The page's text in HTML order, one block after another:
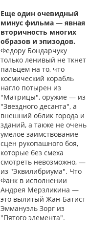
Еще один очевидный
минус фильма — явная
вторичность многих
образов и эпизодов.
Федору Бондарчуку
только ленивый не ткнет
пальцем на то, что
космический корабль
нагло потырен из
"Матрицы", оружие — из
"Звездного десанта", а
внешний облик города и
зданий, а также не очень
умелое заимствование
сцен рукопашного боя,
которые без смеха
смотреть невозможно, —
из "Эквилибриума". Что
Фанк в исполнении
Андрея Мерзликина —
это вылитый Жан-Батист
Эммануэль Зорг из
"Пятого элемента".